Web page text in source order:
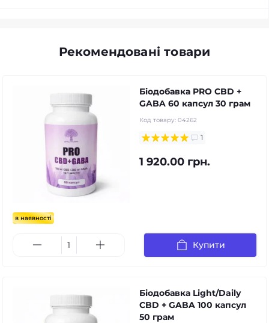
Рекомендовані товари
в наявності
Біодобавка PRO CBD +
GABA 60 капсул 30 грам
Код товару: 04262
1
1 920.00 грн.
Купити
Біодобавка Light/Daily
CBD + GABA 100 капсул
50 грам